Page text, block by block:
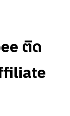
ติด